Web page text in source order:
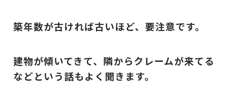
築年数が古ければ古いほど、要注意です。
建物が傾いてきて、隣からクレームが来てる
などという話もよく聞きます。